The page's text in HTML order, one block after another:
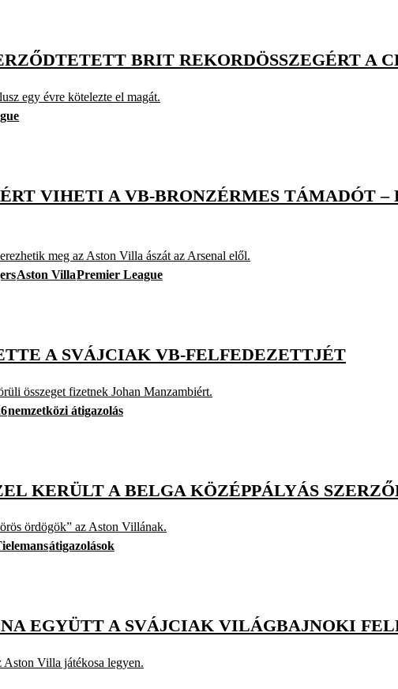
BRIT REKORDÖSSZEGÉRT A
egy évre kötelezte el magát.
VIHETI A VB-BRONZÉRMES TÁMADÓT –
meg az Aston Villa ászát az Arsenal elől.
Aston VillaPremier League
A SVÁJCIAK VB-FELFEDEZETTJÉT
összeget fizetnek Johan Manzambiért.
nemzetközi átigazolás
KERÜLT A BELGA KÖZÉPPÁLYÁS
ördögök” az Aston Villának.
átigazolások
EGYÜTT A SVÁJCIAK VILÁGBAJNOKI
Villa játékosa legyen.